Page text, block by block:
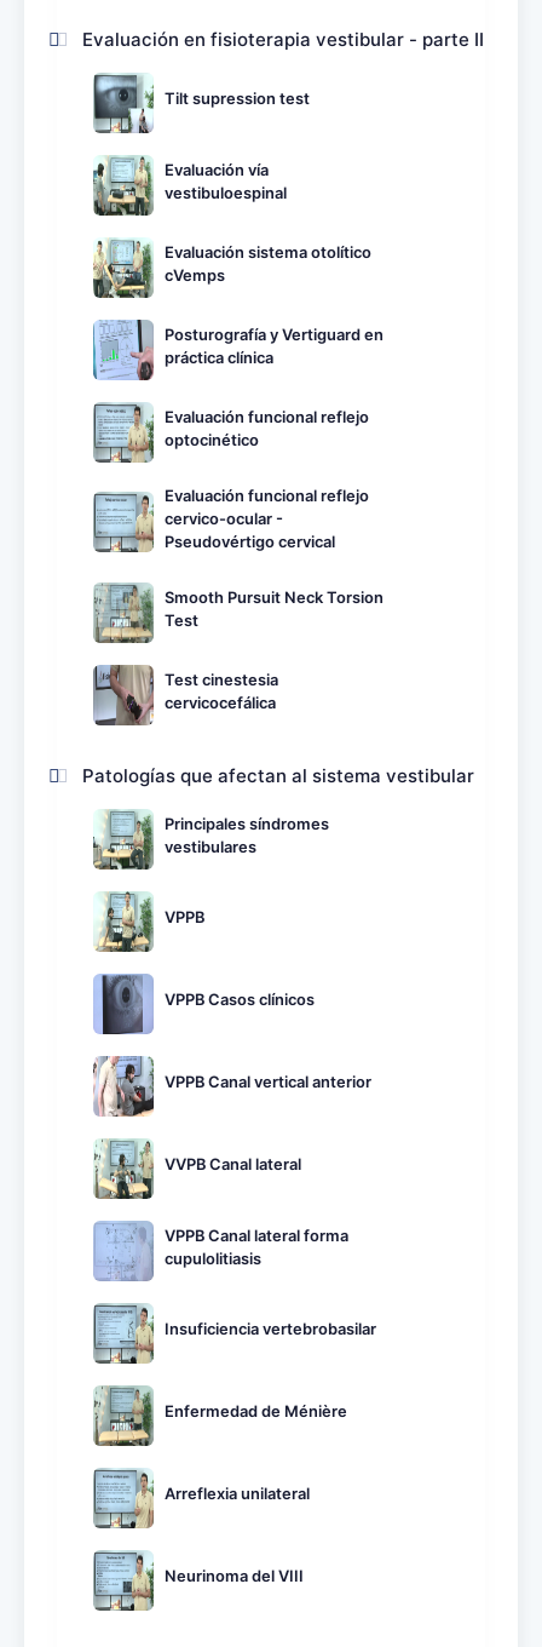
Evaluación en fisioterapia vestibular - parte II
Tilt supression test
Evaluación vía
vestibuloespinal
Evaluación sistema otolítico
cVemps
Posturografía y Vertiguard en
práctica clínica
Evaluación funcional reflejo
optocinético
Evaluación funcional reflejo
cervico-ocular -
Pseudovértigo cervical
Smooth Pursuit Neck Torsion
Test
Test cinestesia
cervicocefálica
Patologías que afectan al sistema vestibular
Principales síndromes
vestibulares
VPPB
VPPB Casos clínicos
VPPB Canal vertical anterior
VVPB Canal lateral
VPPB Canal lateral forma
cupulolitiasis
Insuficiencia vertebrobasilar
Enfermedad de Ménière
Arreflexia unilateral
Neurinoma del VIII